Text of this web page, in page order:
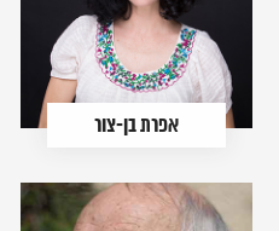
אפרת בן-צור